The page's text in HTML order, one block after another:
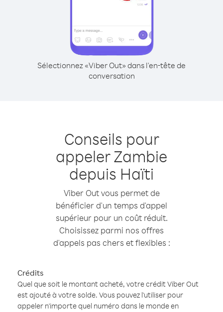
Sélectionnez «Viber Out» dans l'en-tête de
conversation
Conseils pour
appeler Zambie
depuis Haïti
Viber Out vous permet de
bénéficier d'un temps d'appel
supérieur pour un coût réduit.
Choisissez parmi nos offres
d'appels pas chers et flexibles :
Crédits
Quel que soit le montant acheté, votre crédit Viber Out
est ajouté à votre solde. Vous pouvez l'utiliser pour
appeler n'importe quel numéro dans le monde en